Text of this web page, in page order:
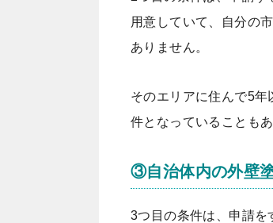
用意していて、自分の
ありません。
そのエリアに住んで5
件となっていることもあ
③自治体内の外壁
3つ目の条件は、申請を